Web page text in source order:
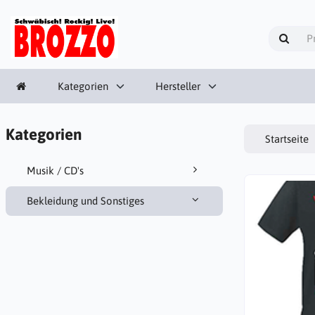
Kategorien Hersteller
Kategorien
Musik / CD's
Bekleidung und Sonstiges
Startseite